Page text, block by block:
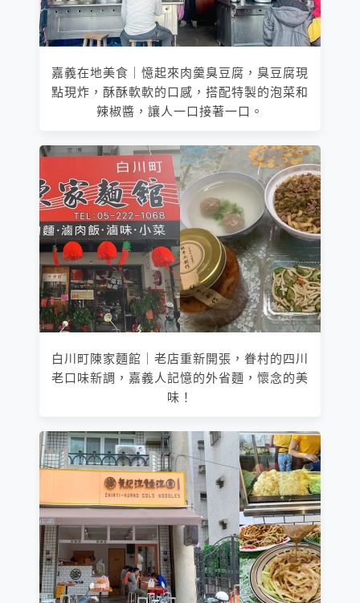
嘉義在地美食｜憶起來肉羹臭豆腐，臭豆腐現
點現炸，酥酥軟軟的口感，搭配特製的泡菜和
辣椒醬，讓人一口接著一口。
白川町陳家麵館｜老店重新開張，眷村的四川
老口味新調，嘉義人記憶的外省麵，懷念的美
味！